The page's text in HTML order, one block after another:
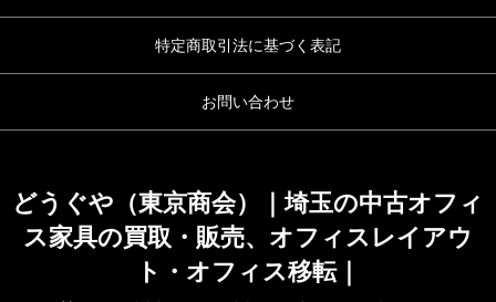
特定商取引法に基づく表記
お問い合わせ
どうぐや（東京商会）｜埼玉の中古オフィ
ス家具の買取・販売、オフィスレイアウ
ト・オフィス移転｜